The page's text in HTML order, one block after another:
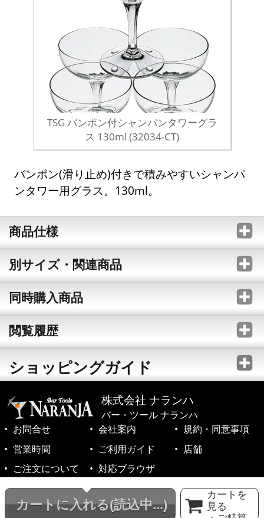
カートに入れる(読込中...)
カートを
見る
TSG バンポン付シャンパンタワーグラ
ス 130ml (32034-CT)
バンポン(滑り止め)付きで積みやすいシャンパ
ンタワー用グラス。130ml。
商品仕様
別サイズ・関連商品
同時購入商品
閲覧履歴
ショッピングガイド
株式会社 ナランハ
バー・ツール ナランハ
お問合せ
会社案内
規約・同意事項
営業時間
ご利用ガイド
店舗
ご注文について
対応ブラウザ
©1999-2026 NARANJA Inc. All Rights Reserved.